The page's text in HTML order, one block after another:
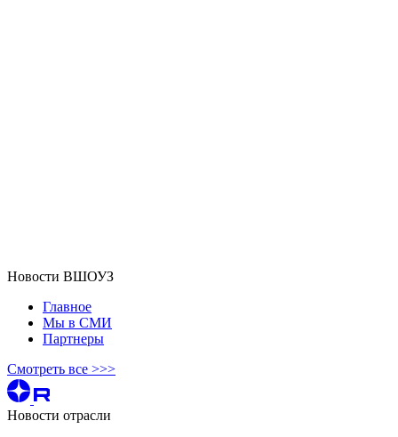
Новости ВШОУЗ
Главное
Мы в СМИ
Партнеры
Смотреть все >>>
Новости отрасли